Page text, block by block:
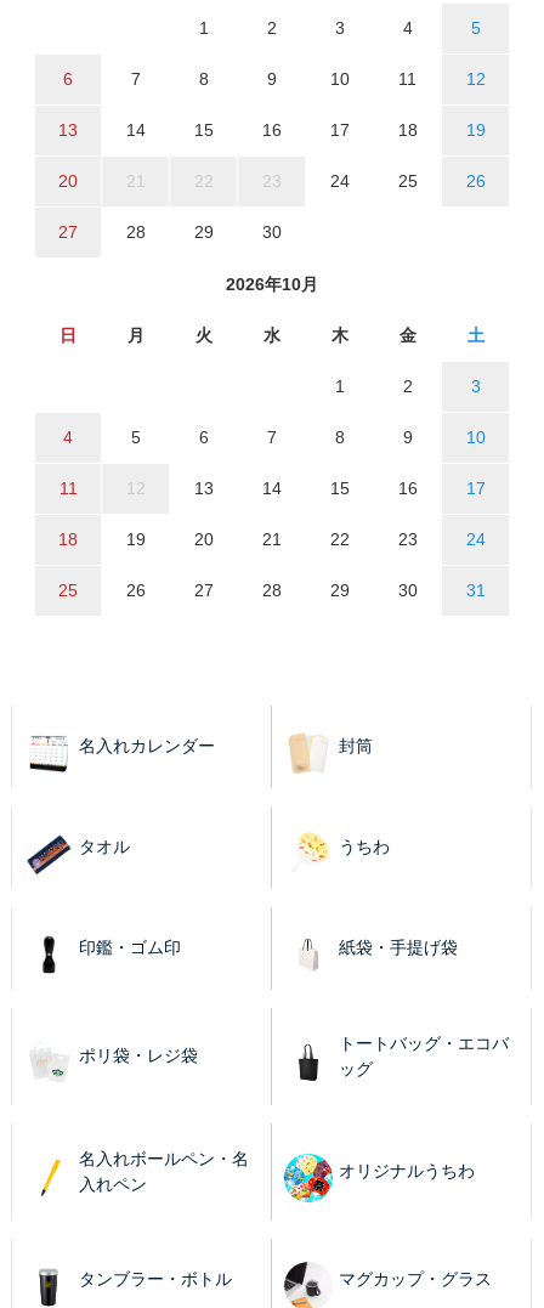
1 2 3 4 5
6 7 8 9 10 11 12
13 14 15 16 17 18 19
20 21 22 23 24 25 26
27 28 29 30
2026年10月
日 月 火 水 木 金 土
1 2 3
4 5 6 7 8 9 10
11 12 13 14 15 16 17
18 19 20 21 22 23 24
25 26 27 28 29 30 31
名入れカレンダー 封筒
タオル うちわ
印鑑・ゴム印 紙袋・手提げ袋
ポリ袋・レジ袋
トートバッグ・エコバ
ッグ
名入れボールペン・名
入れペン
オリジナルうちわ
タンブラー・ボトル マグカップ・グラス